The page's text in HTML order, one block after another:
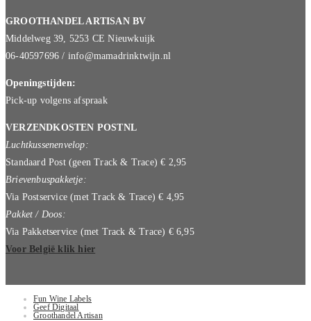
GROOTHANDEL ARTISAN BV
Middelweg 39, 5253 CE Nieuwkuijk
06-40597696 / info@mamadrinktwijn.nl
Openingstijden:
Pick-up volgens afspraak
VERZENDKOSTEN POSTNL
Luchtkussenenvelop:
Standaard Post (geen Track & Trace) € 2,95
Brievenbuspakketje:
Via Postservice (met Track & Trace) € 4,95
Pakket / Doos:
Via Pakketservice (met Track & Trace) € 6,95
Voor België klik hier
Fun Wine Labels
Geef Digitaal
Groothandel Artisan